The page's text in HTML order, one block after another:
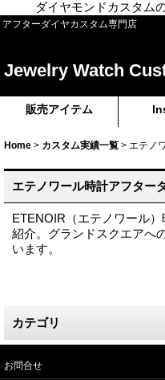
ダイヤモンドカスタム
アフターダイヤカスタム専門店
Jewelry Watch
販売アイテム
Home > カスタム実績一覧 > エテノ
エテノワール時計アフター
ETENOIR（エテノワール
紹介。グランドスクエアへ
います。
カテゴリ
お問合せ